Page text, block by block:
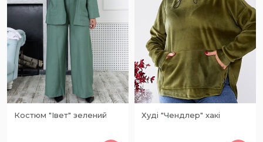
Костюм "Івет" зелений Худі "Чендлер" хакі